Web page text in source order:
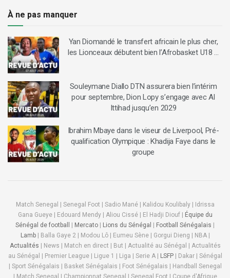
À ne pas manquer
Yan Diomandé le transfert africain le plus cher,
les Lionceaux débutent bien l’Afrobasket U18 …
Souleymane Diallo DTN assurera bien l’intérim
pour septembre, Dion Lopy s’engage avec Al
Ittihad jusqu’en 2029
Ibrahim Mbaye dans le viseur de Liverpool, Pré-
qualification Olympique : Khadija Faye dans le
groupe
Match Senegal | Senegal Foot | Sadio Mané | Kalidou Koulibaly | Idrissa
Gana Gueye | Edouard Mendy | Aliou Cissé | El Hadji Diouf | Équipe du
Sénégal de football
| Mercato | Lions du Sénégal | Football Sénégalais |
Lamb| Balla Gaye 2 | Modou Lô | Eumeu Sène | Gorgui Dieng | NBA |
Actualités | News | Match en direct | But | Actualité au Sénégal | Actualités
au Sénégal | Premier League | Ligue 1 | Liga | Serie A | LSFP| Dakar | Sénégal
| Sport Sénégalais | Basket Sénégalais | Foot Sénégalais | Handball Senegal
| Match Senegal | Championnat Senegal | Senegal Foot | Coupe d'Afrique